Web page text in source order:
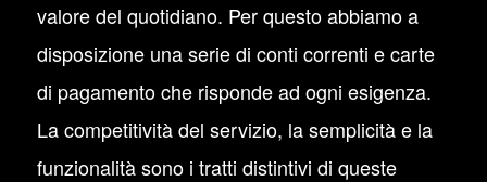
valore del quotidiano. Per questo abbiamo a
disposizione una serie di conti correnti e carte
di pagamento che risponde ad ogni esigenza.
La competitività del servizio, la semplicità e la
funzionalità sono i tratti distintivi di queste